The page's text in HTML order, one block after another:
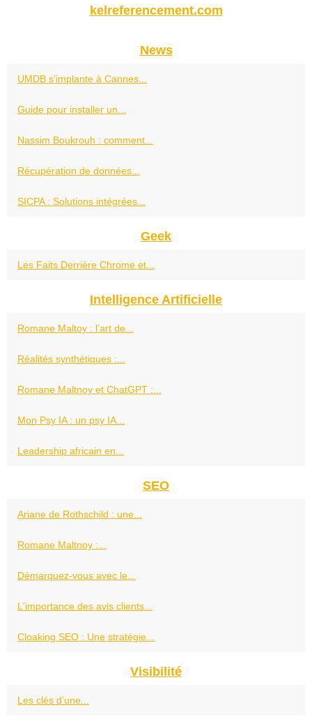
kelreferencement.com
News
UMDB s’implante à Cannes...
Guide pour installer un...
Nassim Boukrouh : comment...
Récupération de données...
SICPA : Solutions intégrées...
Geek
Les Faits Derrière Chrome et...
Intelligence Artificielle
Romane Maltoy : l’art de...
Réalités synthétiques :...
Romane Maltnoy et ChatGPT :...
Mon Psy IA : un psy IA...
Leadership africain en...
SEO
Ariane de Rothschild : une...
Romane Maltnoy :...
Démarquez-vous avec le...
L'importance des avis clients...
Cloaking SEO : Une stratégie...
Visibilité
Les clés d’une...